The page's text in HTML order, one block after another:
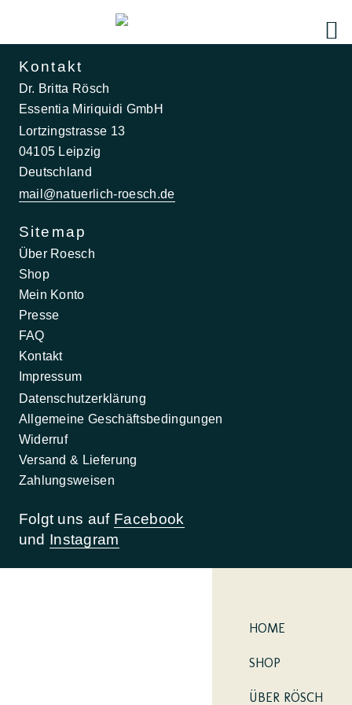
Kontakt
Dr. Britta Rösch
Essentia Miriquidi GmbH
Lortzingstrasse 13
04105 Leipzig
Deutschland
mail@natuerlich-roesch.de
Sitemap
Über Roesch
Shop
Mein Konto
Presse
FAQ
Kontakt
Impressum
Datenschutzerklärung
Allgemeine Geschäftsbedingungen
Widerruf
Versand & Lieferung
Zahlungsweisen
Folgt uns auf Facebook
und Instagram
HOME
SHOP
ÜBER RÖSCH